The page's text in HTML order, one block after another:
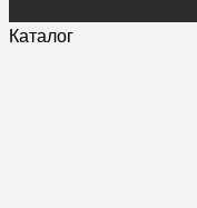
Каталог